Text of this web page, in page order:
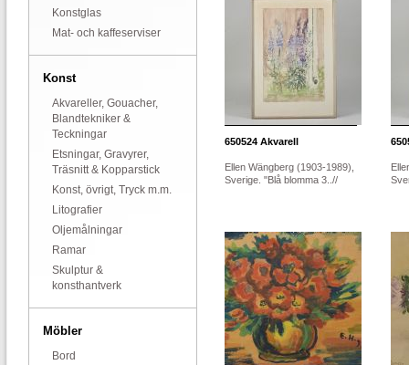
Konstglas
Mat- och kaffeserviser
Konst
Akvareller, Gouacher,
Blandtekniker &
Teckningar
Etsningar, Gravyrer,
Träsnitt & Kopparstick
Konst, övrigt, Tryck m.m.
Litografier
Oljemålningar
Ramar
Skulptur &
konsthantverk
Möbler
Bord
650524 Akvarell
Ellen Wängberg (1903-1989),
Sverige. "Blå blomma 3..//